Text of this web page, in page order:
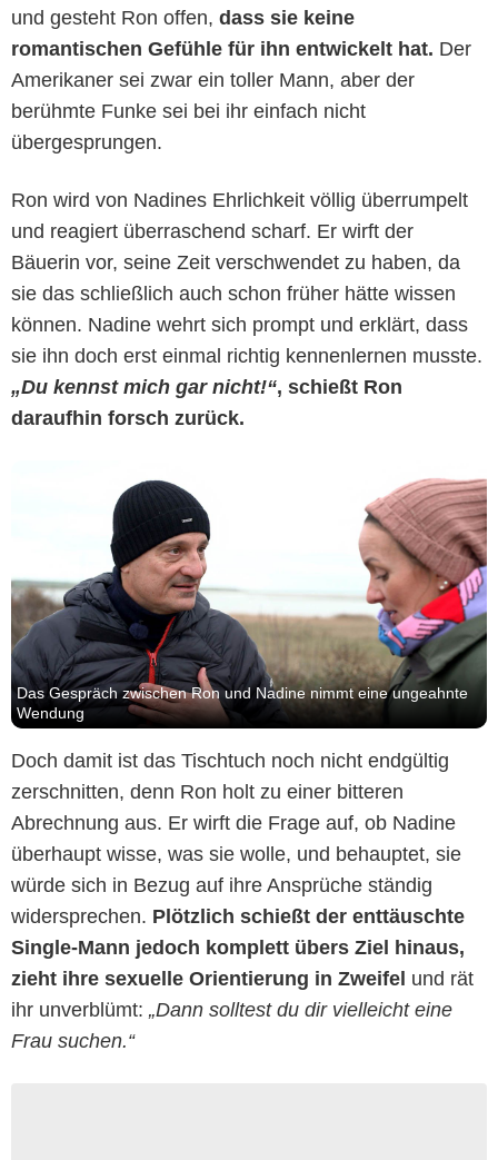
und gesteht Ron offen, dass sie keine
romantischen Gefühle für ihn entwickelt hat. Der
Amerikaner sei zwar ein toller Mann, aber der
berühmte Funke sei bei ihr einfach nicht
übergesprungen.
Ron wird von Nadines Ehrlichkeit völlig überrumpelt
und reagiert überraschend scharf. Er wirft der
Bäuerin vor, seine Zeit verschwendet zu haben, da
sie das schließlich auch schon früher hätte wissen
können. Nadine wehrt sich prompt und erklärt, dass
sie ihn doch erst einmal richtig kennenlernen musste.
„Du kennst mich gar nicht!“, schießt Ron
daraufhin forsch zurück.
RTL
Das Gespräch zwischen Ron und Nadine nimmt eine ungeahnte
Wendung
Doch damit ist das Tischtuch noch nicht endgültig
zerschnitten, denn Ron holt zu einer bitteren
Abrechnung aus. Er wirft die Frage auf, ob Nadine
überhaupt wisse, was sie wolle, und behauptet, sie
würde sich in Bezug auf ihre Ansprüche ständig
widersprechen. Plötzlich schießt der enttäuschte
Single-Mann jedoch komplett übers Ziel hinaus,
zieht ihre sexuelle Orientierung in Zweifel und rät
ihr unverblümt: „Dann solltest du dir vielleicht eine
Frau suchen.“